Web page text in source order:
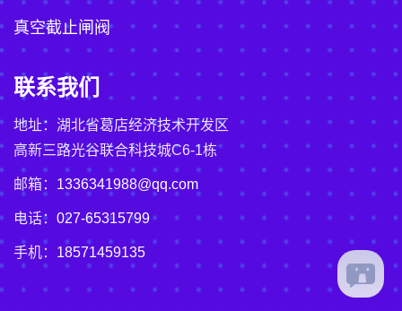
真空截止闸阀
联系我们
地址：湖北省葛店经济技术开发区
高新三路光谷联合科技城C6-1栋
邮箱： 1336341988@qq.com
电话： 027-65315799
手机： 18571459135